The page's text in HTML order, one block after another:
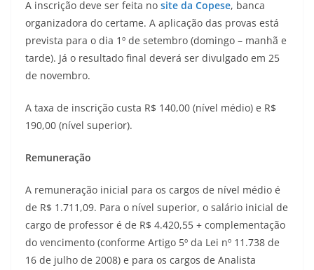
A inscrição deve ser feita no site da Copese, banca
organizadora do certame. A aplicação das provas está
prevista para o dia 1º de setembro (domingo – manhã e
tarde). Já o resultado final deverá ser divulgado em 25
de novembro.
A taxa de inscrição custa R$ 140,00 (nível médio) e R$
190,00 (nível superior).
Remuneração
A remuneração inicial para os cargos de nível médio é
de R$ 1.711,09. Para o nível superior, o salário inicial de
cargo de professor é de R$ 4.420,55 + complementação
do vencimento (conforme Artigo 5º da Lei nº 11.738 de
16 de julho de 2008) e para os cargos de Analista